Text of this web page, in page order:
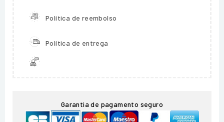
Política de reembolso
Política de entrega
Garantia de pagamento seguro